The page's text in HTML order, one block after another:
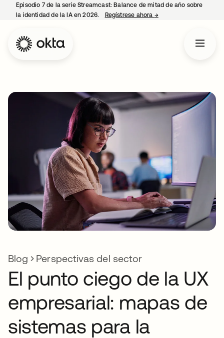
Episodio 7 de la serie Streamcast: Balance de mitad de año sobre
la identidad de la IA en 2026.
Regístrese ahora →se abre en una
Blog Perspectivas del sector
El punto ciego de la UX
empresarial: mapas de
sistemas para la